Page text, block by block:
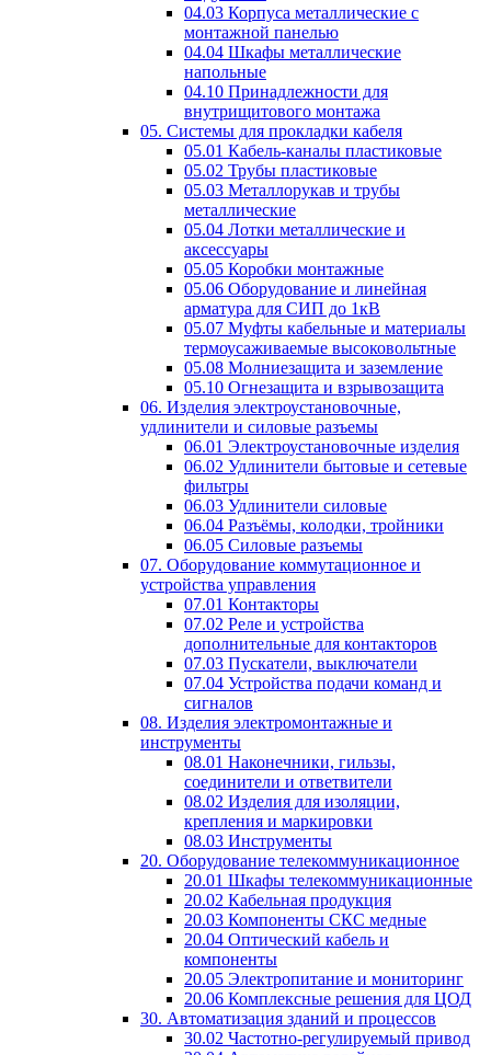
04.03 Корпуса металлические с
монтажной панелью
04.04 Шкафы металлические
напольные
04.10 Принадлежности для
внутрищитового монтажа
05. Системы для прокладки кабеля
05.01 Кабель-каналы пластиковые
05.02 Трубы пластиковые
05.03 Металлорукав и трубы
металлические
05.04 Лотки металлические и
аксессуары
05.05 Коробки монтажные
05.06 Оборудование и линейная
арматура для СИП до 1кВ
05.07 Муфты кабельные и материалы
термоусаживаемые высоковольтные
05.08 Молниезащита и заземление
05.10 Огнезащита и взрывозащита
06. Изделия электроустановочные,
удлинители и силовые разъемы
06.01 Электроустановочные изделия
06.02 Удлинители бытовые и сетевые
фильтры
06.03 Удлинители силовые
06.04 Разъёмы, колодки, тройники
06.05 Силовые разъемы
07. Оборудование коммутационное и
устройства управления
07.01 Контакторы
07.02 Реле и устройства
дополнительные для контакторов
07.03 Пускатели, выключатели
07.04 Устройства подачи команд и
сигналов
08. Изделия электромонтажные и
инструменты
08.01 Наконечники, гильзы,
соединители и ответвители
08.02 Изделия для изоляции,
крепления и маркировки
08.03 Инструменты
20. Оборудование телекоммуникационное
20.01 Шкафы телекоммуникационные
20.02 Кабельная продукция
20.03 Компоненты СКС медные
20.04 Оптический кабель и
компоненты
20.05 Электропитание и мониторинг
20.06 Комплексные решения для ЦОД
30. Автоматизация зданий и процессов
30.02 Частотно-регулируемый привод